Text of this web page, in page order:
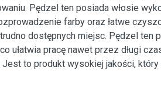
Pędzel ten posiada włosie
farby oraz łatwe
dostępnych miejsc. Pędzel ten
ułatwia pracę nawet przez długi
to produkt wysokiej jakości,